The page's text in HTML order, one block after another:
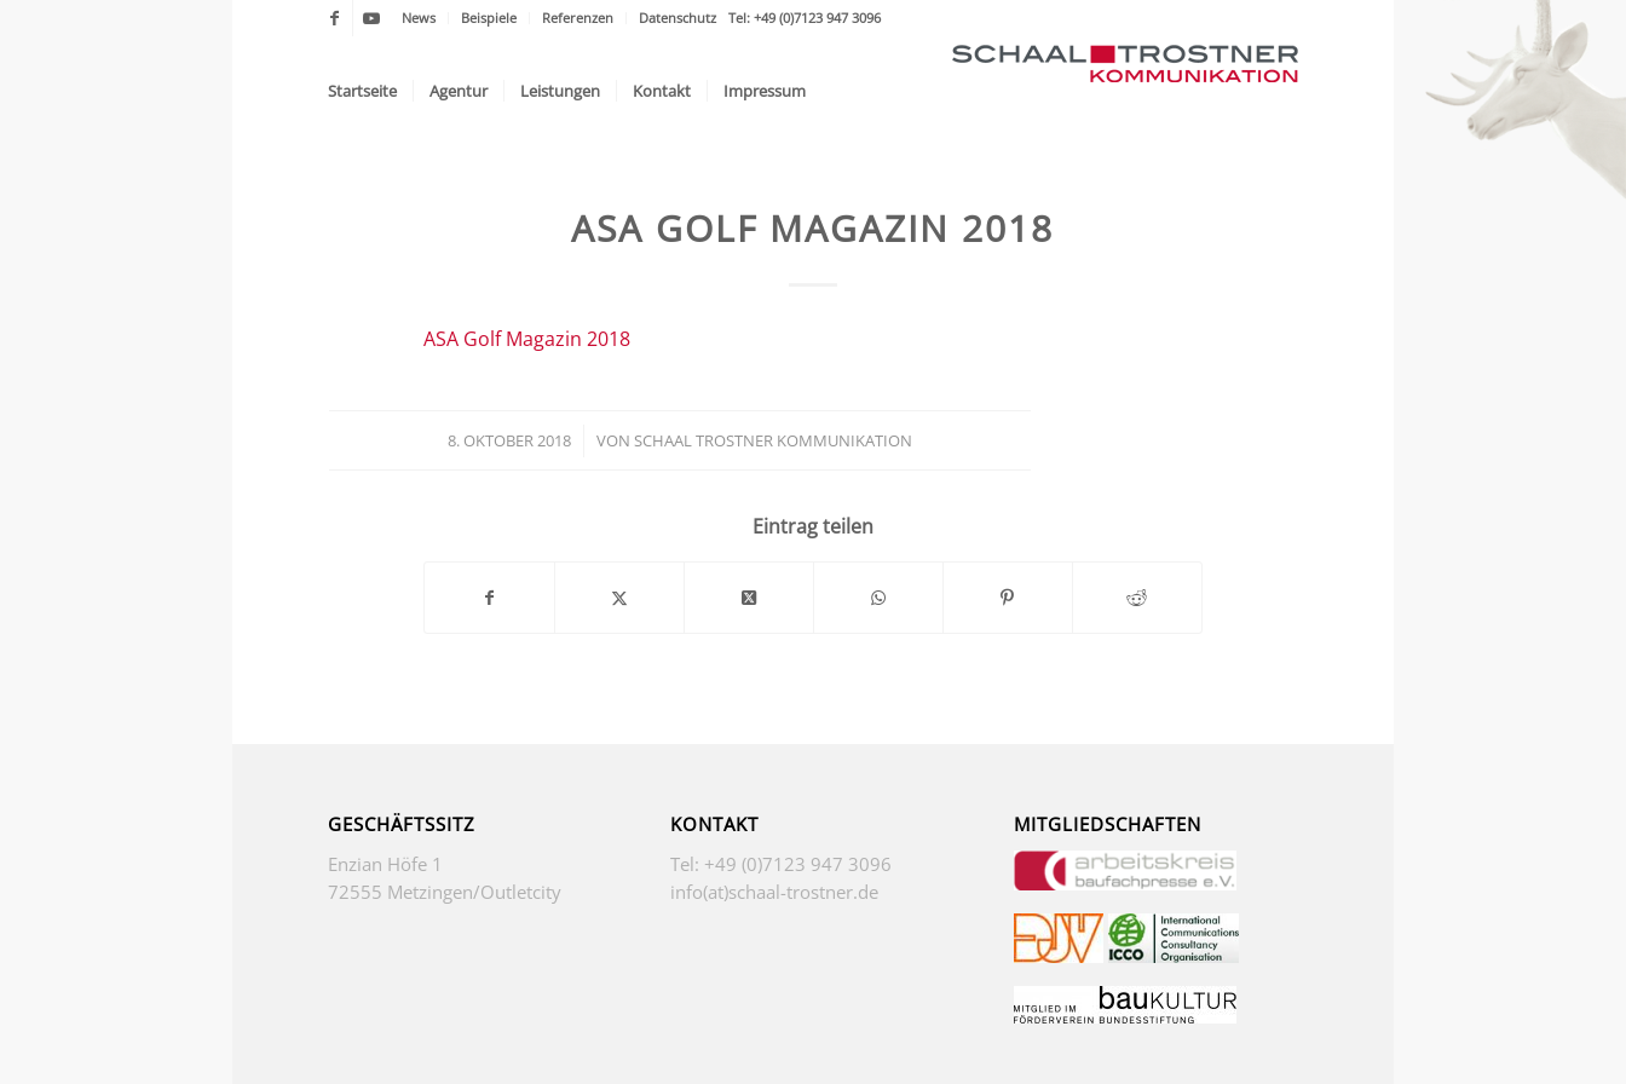
News Beispiele Referenzen Datenschutz Tel: +49 (0)7123 947 3096
Startseite Agentur Leistungen Kontakt Impressum
ASA GOLF MAGAZIN 2018
ASA Golf Magazin 2018
8. OKTOBER 2018
/ VON SCHAAL TROSTNER KOMMUNIKATION
Eintrag teilen
GESCHÄFTSSITZ
Enzian Höfe 1
72555 Metzingen/Outletcity
KONTAKT
Tel: +49 (0)7123 947 3096
info(at)schaal-trostner.de
MITGLIEDSCHAFTEN